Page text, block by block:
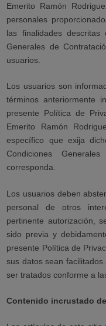
Emerito Ramón
personales
las finalidades
Generales de
usuarios.
Los usuarios son
términos anteriormente
presente Política de
Emerito Ramón
específico que exija
Condiciones
corresponda.
Los usuarios deben
personal de otros
pertinente autorización,
sido previa y
presente Política de
sus datos sean
ser tratados conforme a
Contenido incrustado